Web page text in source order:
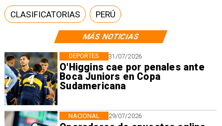
MÁS NOTICIAS
31/07/2026
O'Higgins cae por penales ante
Boca Juniors en Copa
Sudamericana
DEPORTES
29/07/2026
NACIONAL
CLASIFICATORIAS PERÚ